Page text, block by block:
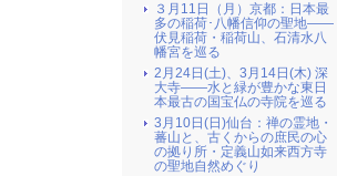
３月11日（月）京都：日本最
多の稲荷･八幡信仰の聖地――
伏見稲荷・稲荷山、石清水八
幡宮を巡る
2月24日(土)、3月14日(木) 深
大寺――水と緑が豊かな東日
本最古の国宝仏の寺院を巡る
3月10日(日)仙台：禅の霊地・
蕃山と、古くからの庶民の心
の拠り所・定義山如来西方寺
の聖地自然めぐり